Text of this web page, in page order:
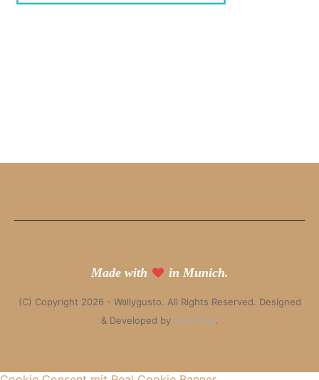
Made with in Munich.
(C) Copyright 2026 - Wallygusto. All Rights Reserved. Designed
& Developed by Solo Pine.